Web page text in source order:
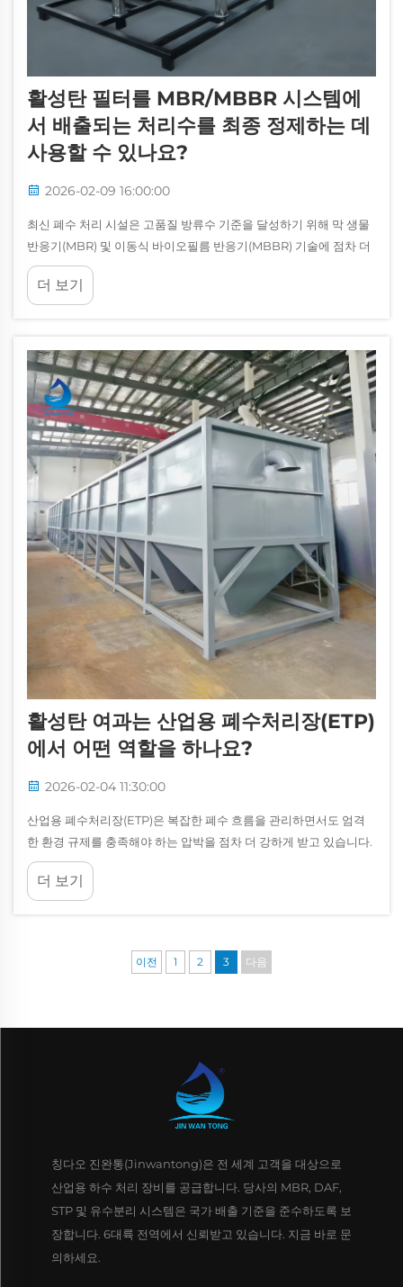
활성탄 필터를 MBR/MBBR 시스템에
서 배출되는 처리수를 최종 정제하는 데
사용할 수 있나요?
2026-02-09 16:00:00
최신 폐수 처리 시설은 고품질 방류수 기준을 달성하기 위해 막 생물
반응기(MBR) 및 이동식 바이오필름 반응기(MBBR) 기술에 점차 더
의존하고 있습니다. 그러나 이러한 첨단 생물학적 처리 시스템조차도
추가적인 정제 공정이 필요할 수 있습니다...
더 보기
활성탄 여과는 산업용 폐수처리장(ETP)
에서 어떤 역할을 하나요?
2026-02-04 11:30:00
산업용 폐수처리장(ETP)은 복잡한 폐수 흐름을 관리하면서도 엄격
한 환경 규제를 충족해야 하는 압박을 점차 더 강하게 받고 있습니다.
다양한 폐수 처리 기술 중 활성탄 여과는 다목적성이 뛰어난 기술로
두각을 나타내고 있습니다...
더 보기
이전 1 2 3 다음
칭다오 진완통(Jinwantong)은 전 세계 고객을 대상으로
산업용 하수 처리 장비를 공급합니다. 당사의 MBR, DAF,
STP 및 유수분리 시스템은 국가 배출 기준을 준수하도록 보
장합니다. 6대륙 전역에서 신뢰받고 있습니다. 지금 바로 문
의하세요.